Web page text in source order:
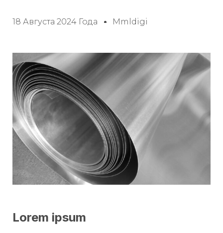
18 Августа 2024 Года Mmldigi
Lorem ipsum